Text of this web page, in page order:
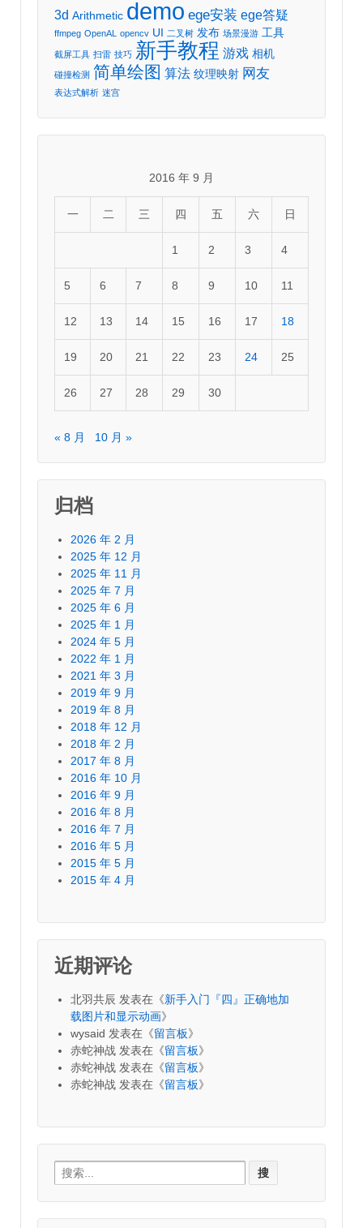
3d Arithmetic demo ege安装 ege答疑
ffmpeg OpenAL opencv UI 二叉树 发布 场景漫游 工具
截屏工具 扫雷 技巧 新手教程 游戏 相机
碰撞检测 简单绘图 算法 纹理映射 网友
表达式解析 迷宫
2016 年 9 月
一 二 三 四 五 六 日
1 2 3 4
5 6 7 8 9 10 11
12 13 14 15 16 17 18
19 20 21 22 23 24 25
26 27 28 29 30
« 8 月 10 月 »
归档
2026 年 2 月
2025 年 12 月
2025 年 11 月
2025 年 7 月
2025 年 6 月
2025 年 1 月
2024 年 5 月
2022 年 1 月
2021 年 3 月
2019 年 9 月
2019 年 8 月
2018 年 12 月
2018 年 2 月
2017 年 8 月
2016 年 10 月
2016 年 9 月
2016 年 8 月
2016 年 7 月
2016 年 5 月
2015 年 5 月
2015 年 4 月
近期评论
北羽共辰 发表在《新手入门『四』正确地加
载图片和显示动画》
wysaid 发表在《留言板》
赤蛇神战 发表在《留言板》
赤蛇神战 发表在《留言板》
赤蛇神战 发表在《留言板》
Search
for: